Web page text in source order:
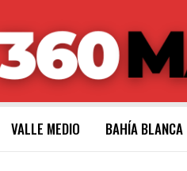
VALLE MEDIO BAHÍA BLANCA